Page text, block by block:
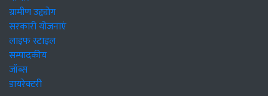
ग्रामीण उद्द्योग
सरकारी योजनाएं
लाइफ स्टाइल
सम्पादकीय
जॉब्स
डायरेक्टरी